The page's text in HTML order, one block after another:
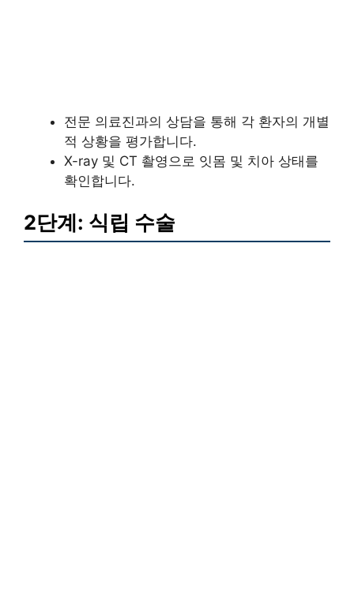
전문 의료진과의 상담을 통해 각 환자의 개별
적 상황을 평가합니다.
X-ray 및 CT 촬영으로 잇몸 및 치아 상태를
확인합니다.
2단계: 식립 수술